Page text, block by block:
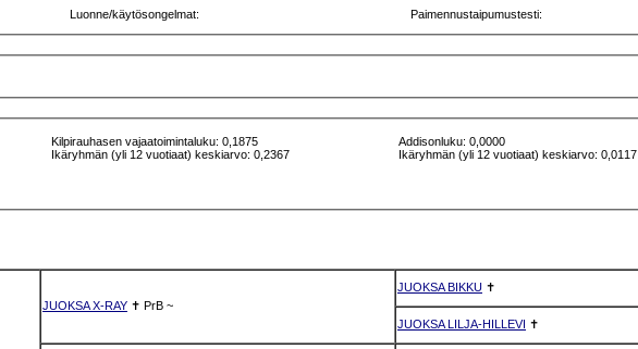
Luonne/käytösongelmat: Paimennustaipumustesti:
Kilpirauhasen vajaatoimintaluku: 0,1875
Ikäryhmän (yli 12 vuotiaat) keskiarvo: 0,2367
Addisonluku: 0,0000
Ikäryhmän (yli 12 vuotiaat) keskiarvo: 0,0117
JUOKSA X-RAY ✝ PrB ~
JUOKSA BIKKU ✝
JUOKSA LILJA-HILLEVI ✝